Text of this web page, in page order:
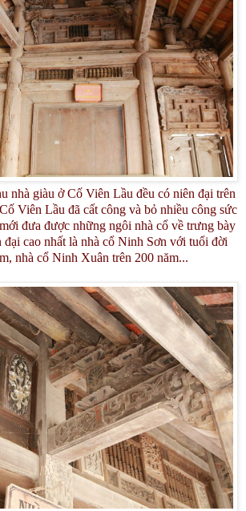
nhà giàu ở Cố Viên Lầu đều có niên đại trên
Viên Lầu đã cất công và bỏ nhiều công sức
đưa được những ngôi nhà cổ về trưng bày
đại cao nhất là nhà cổ Ninh Sơn với tuổi đời
nhà cổ Ninh Xuân trên 200 năm...